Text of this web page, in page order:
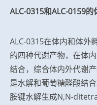
ALC-0315和ALC-0159
ALC-0315在体内和体外
的四种代谢产物，在体
结合，综合体内外代谢
是水解和葡萄糖醛酸结
胺键水解生成N,N-